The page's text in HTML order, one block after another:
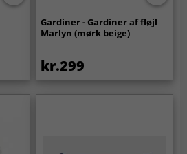
Gardiner - Gardiner af fløjl
Marlyn (mørk beige)
kr.299